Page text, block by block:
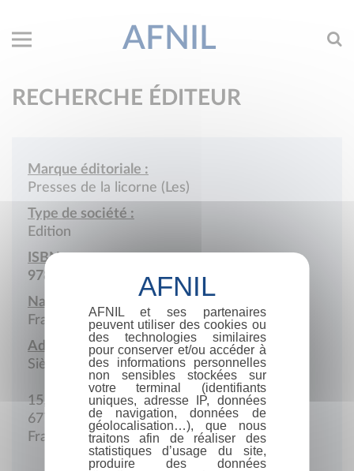
AFNIL
RECHERCHE ÉDITEUR
Marque éditoriale :
Presses de la licorne (Les)
Type de société :
Edition
ISBN :
978-2-901954
Nationalité :
France
Adresse :
Siège social
15, rue des Juifs
67700 Saverne
France
AFNIL et ses partenaires
peuvent utiliser des cookies ou
des technologies similaires
pour conserver et/ou accéder à
des informations personnelles
non sensibles stockées sur
votre terminal (identifiants
uniques, adresse IP, données
de navigation, données de
géolocalisation…), que nous
traitons afin de réaliser des
statistiques d’usage du site,
produire des données